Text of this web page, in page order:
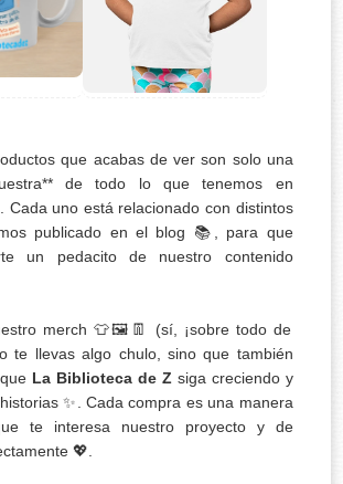
que acabas de ver son solo una
de todo lo que tenemos en
Cada uno está relacionado con distintos
publicado en el blog 📚, para que
un pedacito de nuestro contenido
merch 👕🖼️👖 (sí, ¡sobre todo de
te llevas algo chulo, sino que también
La Biblioteca de Zsiga creciendo y
✨. Cada compra es una manera
te interesa nuestro proyecto y de
💖.